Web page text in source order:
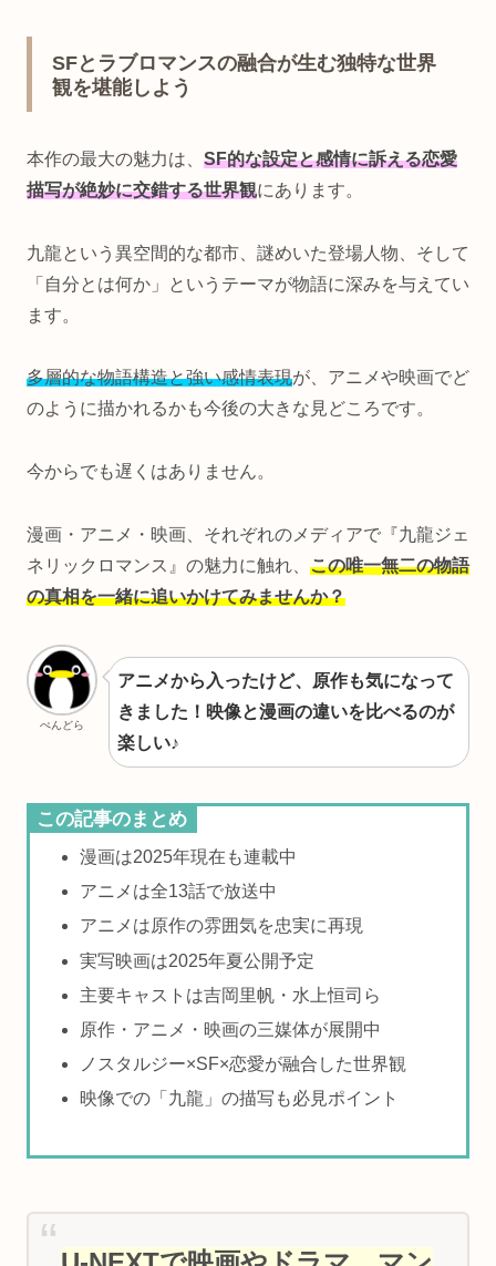
SFとラブロマンスの融合が生む独特な世界
観を堪能しよう
本作の最大の魅力は、 SF的な設定と感情に訴える恋愛
描写が絶妙に交錯する世界観にあります。
九龍という異空間的な都市、謎めいた登場人物、そして
「自分とは何か」というテーマが物語に深みを与えてい
ます。
多層的な物語構造と強い感情表現が、アニメや映画でど
のように描かれるかも今後の大きな見どころです。
今からでも遅くはありません。
漫画・アニメ・映画、それぞれのメディアで『九龍ジェ
ネリックロマンス』の魅力に触れ、 この唯一無二の物語
の真相を一緒に追いかけてみませんか？
ぺんどら
アニメから入ったけど、原作も気になって
きました！映像と漫画の違いを比べるのが
楽しい♪
この記事のまとめ
漫画は2025年現在も連載中
アニメは全13話で放送中
アニメは原作の雰囲気を忠実に再現
実写映画は2025年夏公開予定
主要キャストは吉岡里帆・水上恒司ら
原作・アニメ・映画の三媒体が展開中
ノスタルジー×SF×恋愛が融合した世界観
映像での「九龍」の描写も必見ポイント